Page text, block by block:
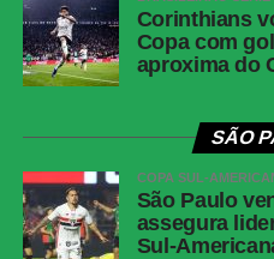
Peixoto);
Mendoza e
Técnico
COMENTE ABAIXO:
WhatsApp
Corinthians
Copa com
aproxima do
SÃO
COPA SUL-
São Paulo
assegura
Sul-